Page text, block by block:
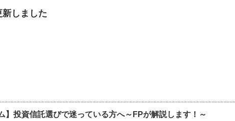
新しました
】投資信託選びで迷っている方へ～FPが解説します！～